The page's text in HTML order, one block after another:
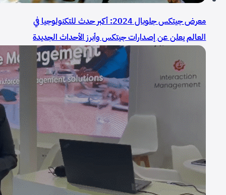
معرض جيتكس جلوبال 2024: أكبر حدث للتكنولوجيا في
العالم يعلن عن إصدارات جيتكس وأبرز الأحداث الجديدة